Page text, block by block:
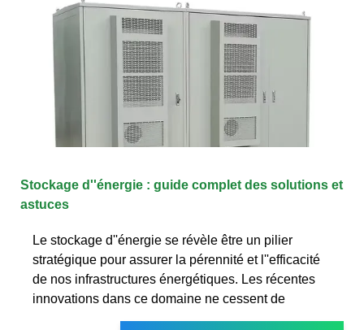
Stockage d''énergie : guide complet des solutions et
astuces
Le stockage d''énergie se révèle être un pilier
stratégique pour assurer la pérennité et l''efficacité
de nos infrastructures énergétiques. Les récentes
innovations dans ce domaine ne cessent de